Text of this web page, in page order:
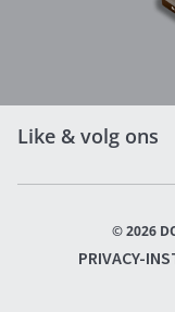
Like & volg ons
© 2026
PRIVACY-